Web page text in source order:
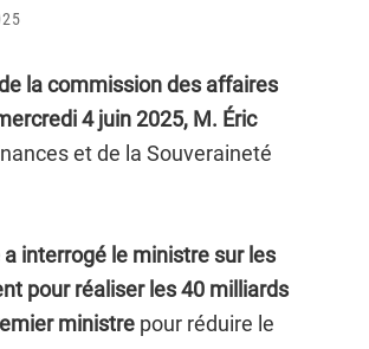
la commission des affaires
4 juin 2025, M. Éric
et de la Souveraineté
interrogé le ministre sur les
pour réaliser les 40 milliards
ministre pour réduire le